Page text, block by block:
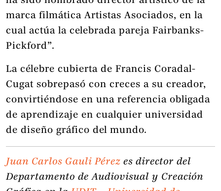
marca filmática Artistas Asociados, en la
cual actúa la celebrada pareja Fairbanks-
Pickford”.
La célebre cubierta de Francis Coradal-
Cugat sobrepasó con creces a su creador,
convirtiéndose en una referencia obligada
de aprendizaje en cualquier universidad
de diseño gráfico del mundo.
Juan Carlos Gauli Pérez es director del
Departamento de Audiovisual y Creación